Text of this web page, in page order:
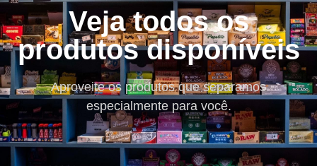
Veja todos os
produtos disponíveis
Aproveite os produtos que separamos
especialmente para você.